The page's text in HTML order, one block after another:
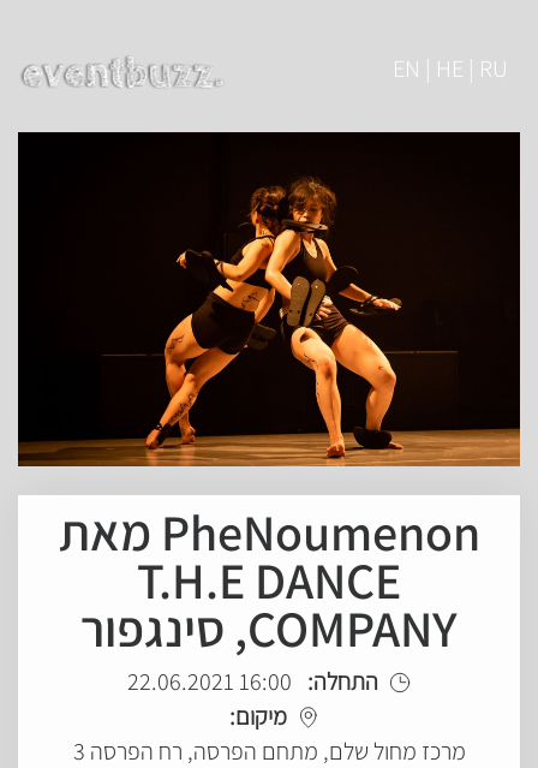
EN | HE | RU
PheNoumenon מאת
T.H.E DANCE
COMPANY, סינגפור
התחלה: 16:00 22.06.2021
מיקום:
מרכז מחול שלם, מתחם הפרסה, רח הפרסה 3